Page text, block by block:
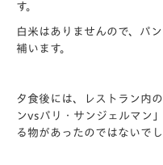
す。
白米はありませんので、パ
補います。
夕食後には、レストラン内
ンvsパリ・サンジェルマン
る物があったのではないで